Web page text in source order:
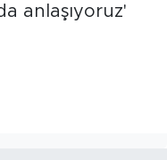
anlaşıyoruz'